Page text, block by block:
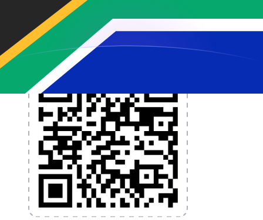
l'application dès aujourd'hui !